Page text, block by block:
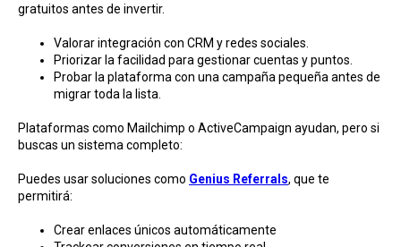
gratuitos antes de invertir.
Valorar integración con CRM y redes sociales.
Priorizar la facilidad para gestionar cuentas y puntos.
Probar la plataforma con una campaña pequeña antes de
migrar toda la lista.
Plataformas como Mailchimp o ActiveCampaign ayudan, pero si
buscas un sistema completo:
Puedes usar soluciones como Genius Referrals, que te
permitirá:
Crear enlaces únicos automáticamente